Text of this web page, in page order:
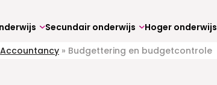
Secundair onderwijs Hoger onderwijs
Accountancy » Budgettering en budgetcontrole